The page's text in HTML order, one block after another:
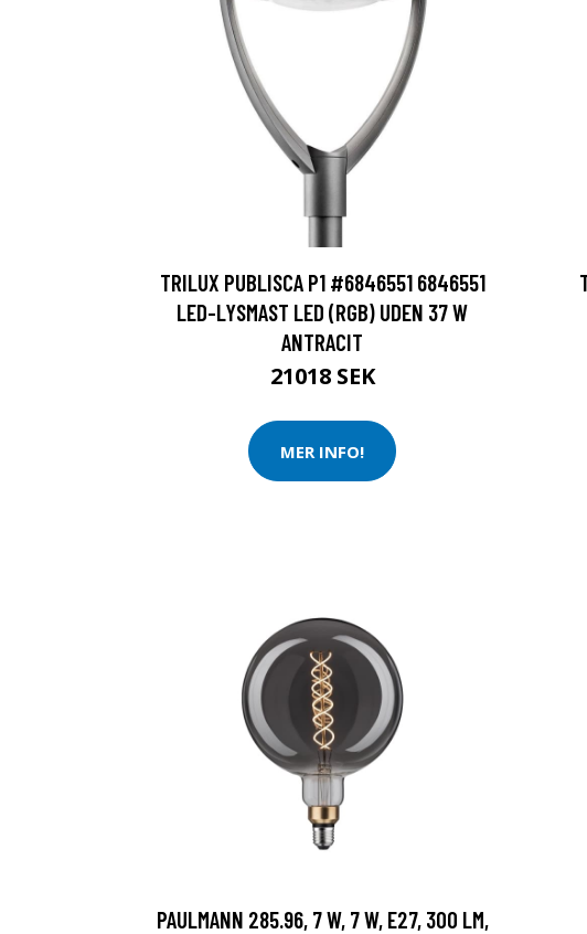
TRILUX PUBLISCA P1 #6846551 6846551
LED-LYSMAST LED (RGB) UDEN 37 W
ANTRACIT
21018 SEK
MER INFO!
PAULMANN 285.96, 7 W, 7 W, E27, 300 LM,